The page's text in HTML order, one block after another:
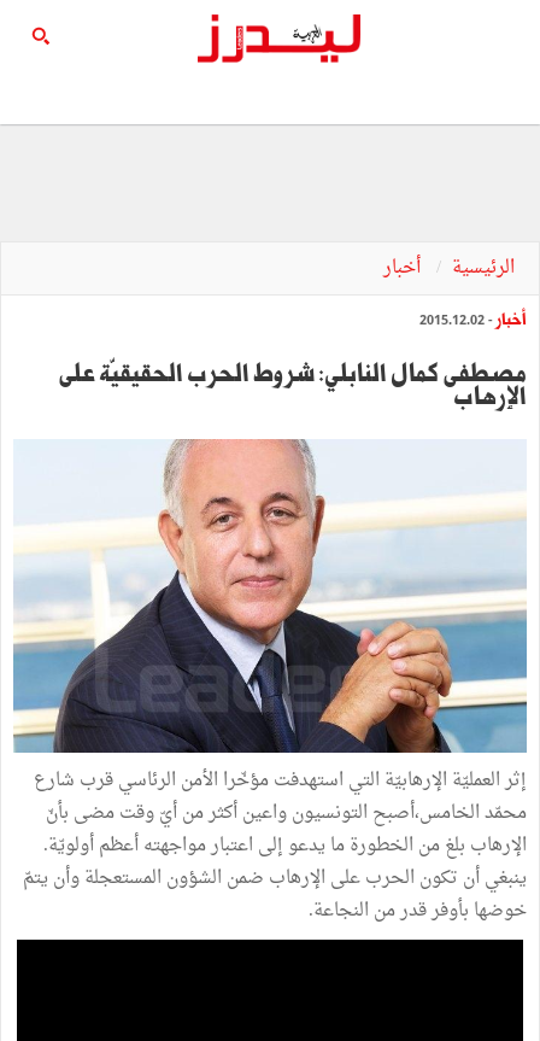
الرئيسية أخبار
أخبار - 2015.12.02
مصطفى كمال النابلي: شروط الحرب الحقيقيّة على
الإرهاب
إثر العمليّة الإرهابيّة التي استهدفت مؤخّرا الأمن الرئاسي قرب شارع
محمّد الخامس،أصبح التونسيون واعين أكثر من أيّ وقت مضى بأنّ
الإرهاب بلغ من الخطورة ما يدعو إلى اعتبار مواجهته أعظم أولويّة.
ينبغي أن تكون الحرب على الإرهاب ضمن الشؤون المستعجلة وأن يتمّ
خوضها بأوفر قدر من النجاعة.